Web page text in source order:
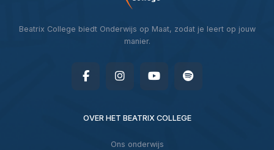
Beatrix College biedt Onderwijs op Maat, zodat je leert op jouw
manier.
OVER HET BEATRIX COLLEGE
Ons onderwijs